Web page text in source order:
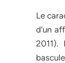
Le
d’un
2011).